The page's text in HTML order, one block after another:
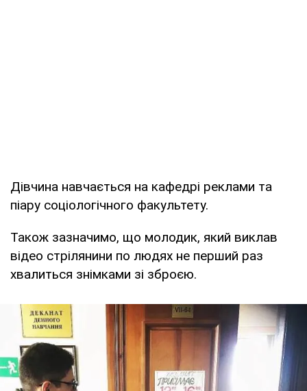
Дівчина навчається на кафедрі реклами та
піару соціологічного факультету.
Також зазначимо, що молодик, який виклав
відео стрілянини по людях не перший раз
хвалиться знімками зі зброєю.